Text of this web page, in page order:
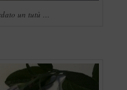
un tutù …